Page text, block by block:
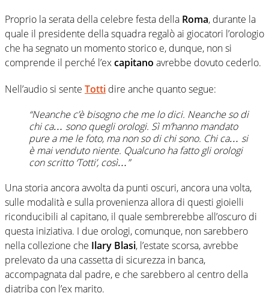
Proprio la serata della celebre festa della Roma, durante la
quale il presidente della squadra regalò ai giocatori l’orologio
che ha segnato un momento storico e, dunque, non si
comprende il perché l’excapitano avrebbe dovuto cederlo.
Nell’audio si sente Totti dire anche quanto segue:
“Neanche c’è bisogno che me lo dici. Neanche so di
chi ca… sono quegli orologi. Sì m’hanno mandato
pure a me le foto, ma non so di chi sono. Chi ca… si
è mai venduto niente. Qualcuno ha fatto gli orologi
con scritto ‘Totti’, così…”
Una storia ancora avvolta da punti oscuri, ancora una volta,
sulle modalità e sulla provenienza allora di questi gioielli
riconducibili al capitano, il quale sembrerebbe all’oscuro di
questa iniziativa. I due orologi, comunque, non sarebbero
nella collezione che Ilary Blasi, l’estate scorsa, avrebbe
prelevato da una cassetta di sicurezza in banca,
accompagnata dal padre, e che sarebbero al centro della
diatriba con l’ex marito.